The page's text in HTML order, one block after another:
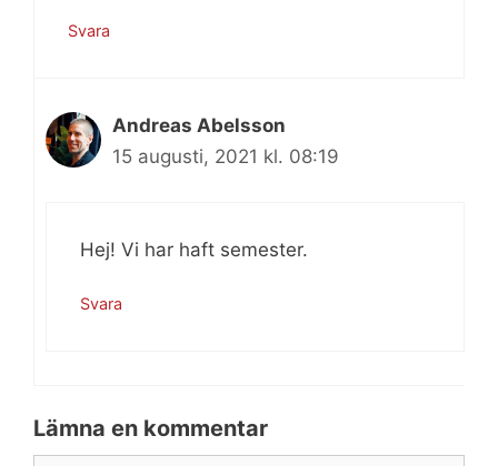
Svara
Andreas Abelsson
15 augusti, 2021 kl. 08:19
Hej! Vi har haft semester.
Svara
Lämna en kommentar